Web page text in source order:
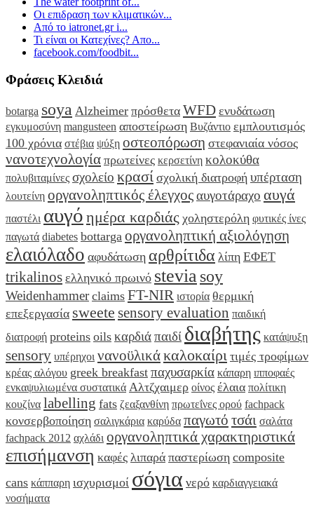
Οι επιδραση των κλιματικών...
Από το iatronet.gr i...
Τι είναι οι Κατεχίνες? Απο...
facebook.com/foodbit...
Φράσεις Κλειδιά
botarga soya Alzheimer πρόσθετα WFD ενυδάτωση
εγκυμοσύνη mangusteen αποστείρωση Βυζάντιο εμπλουτισμός
100 χρόνια στέβια ψύξη οστεοπόρωση στεφανιαία νόσος
νανοτεχνολογία πρωτείνες κερσετίνη κολοκύθα
πολυβιταμίνες σχολείο κρασί σχολική διατροφή υπέρταση
λουτείνη οργανοληπτικός έλεγχοςαυγοτάραχο αυγά
παστέλι αυγό ημέρα καρδιάς χοληστερόλη φυτικές ίνες
παγωτά diabetes bottarga οργανοληπτική αξιολόγηση
ελαιόλαδο αφυδάτωση αρθρίτιδα λίπη ΕΦΕΤ
trikalinos ελληνικό πρωινό stevia soy
Weidenhammer claims FT-NIR ιστορία θερμική
επεξεργασία sweete sensory evaluation παιδική
διατροφή proteins oils καρδιάπαιδί διαβήτης κατάψυξη
sensory υπέρηχοι νανοϋλικάκαλοκαίρι τιμές τροφίμων
κρέας αλόγου greek breakfast παχυσαρκία κάπαρη ιπποφαές
ενκαψυλιωμένα συστατικά Αλτζχαιμερ οίνος έλαια πολίτικη
κουζίνα labelling fats ζεαξανθίνη πρωτεΐνες ορού fachpack
κονσερβοποίηση σαλιγκάρια καρύδα παγωτό τσάι σαλάτα
fachpack 2012 αχλάδι οργανοληπτικά χαρακτηριστικά
επισήμανση καφές λιπαρά παστερίωση composite
cans κάππαρη ισχυρισμοί σόγια νερό καρδιαγγειακά
νοσήματα